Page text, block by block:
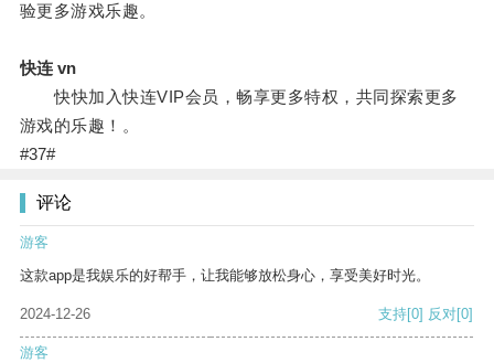
验更多游戏乐趣。
快连 vn
快快加入快连VIP会员，畅享更多特权，共同探索更多
游戏的乐趣！。
#37#
评论
游客
这款app是我娱乐的好帮手，让我能够放松身心，享受美好时光。
2024-12-26 支持[0] 反对[0]
游客